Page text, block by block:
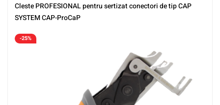
Cleste PROFESIONAL pentru sertizat conectori de tip CAP
SYSTEM CAP-ProCaP
-25%